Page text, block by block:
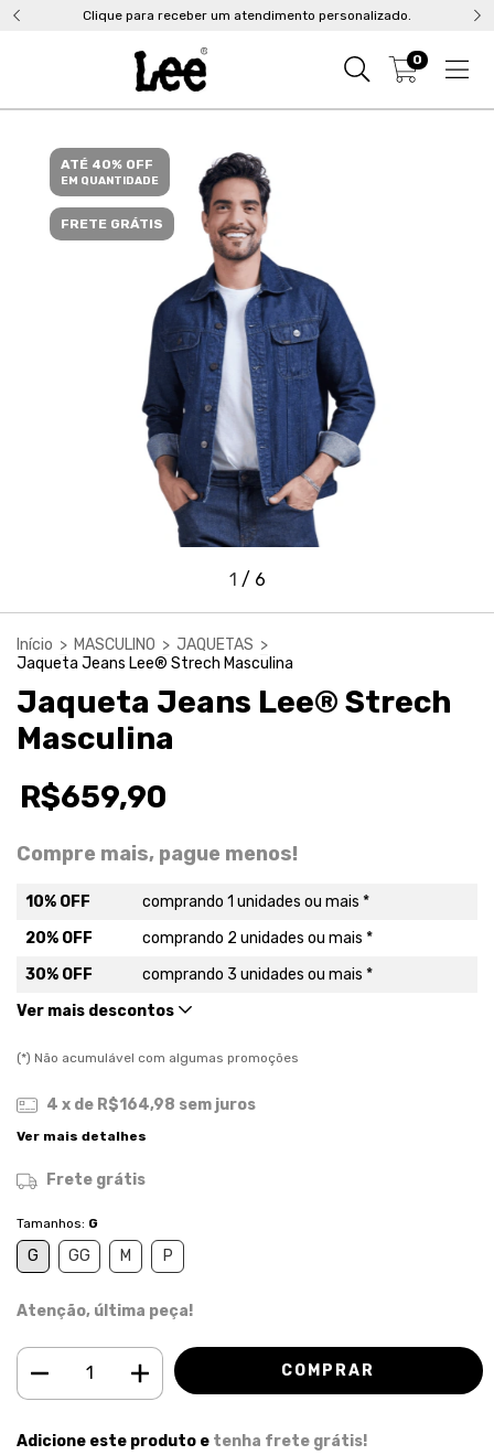
Clique para receber um atendimento personalizado.
0
ATÉ 40% OFF
EM QUANTIDADE
FRETE GRÁTIS
1 / 6
Início > MASCULINO > JAQUETAS >
Jaqueta Jeans Lee® Strech Masculina
Jaqueta Jeans Lee® Strech
Masculina
R$659,90
Compre mais, pague menos!
10% OFF
comprando 1 unidades ou mais *
20% OFF
comprando 2 unidades ou mais *
30% OFF
comprando 3 unidades ou mais *
Ver mais descontos
(*) Não acumulável com algumas promoções
4 x de R$164,98 sem juros
Ver mais detalhes
Frete grátis
Tamanhos: G
G GG M P
Atenção, última peça!
Adicione este produto e tenha frete grátis!